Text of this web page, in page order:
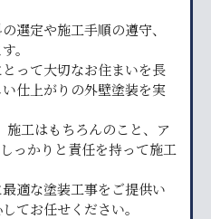
選定や施工手順の遵守、
。
って大切なお住まいを長
仕上がりの外壁塗装を実
工はもちろんのこと、ア
っかりと責任を持って施工
適な塗装工事をご提供い
てお任せください。